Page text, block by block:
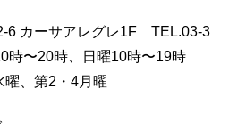
6 カーサアレグレ1F TEL.03-3
時〜20時、日曜10時〜19時
曜、第2・4月曜